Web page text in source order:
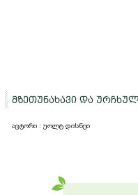
მზეთუნახავი და
ავტორი : უოლტ დისნეი